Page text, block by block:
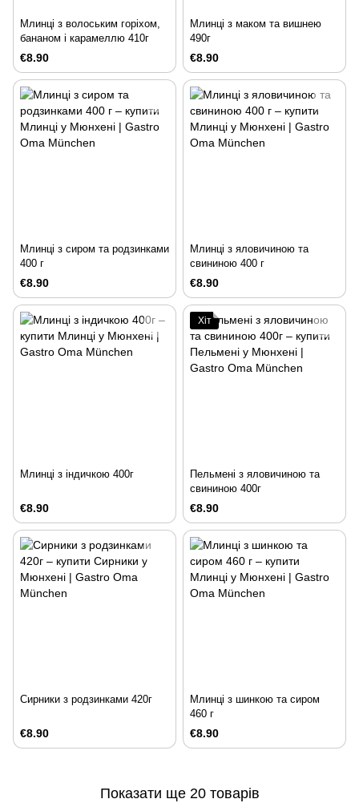
Млинці з волоським горіхом,
бананом і карамеллю 410г
€8.90
Млинці з маком та вишнею
490г
€8.90
Млинці з сиром та родзинками
400 г
€8.90
Млинці з яловичиною та
свининою 400 г
€8.90
Млинці з індичкою 400г
€8.90
Хіт
Пельмені з яловичиною та
свининою 400г
€8.90
Сирники з родзинками 420г
€8.90
Млинці з шинкою та сиром
460 г
€8.90
Показати ще 20 товарів